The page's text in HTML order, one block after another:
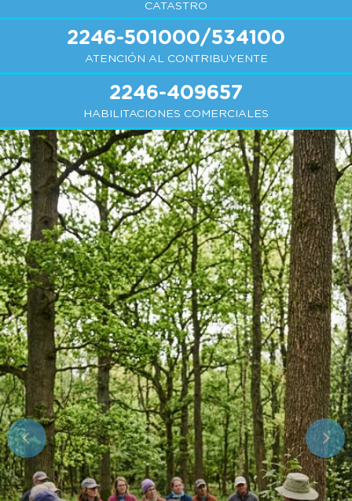
CATASTRO
2246-501000/534100
ATENCIÓN AL CONTRIBUYENTE
2246-409657
HABILITACIONES COMERCIALES